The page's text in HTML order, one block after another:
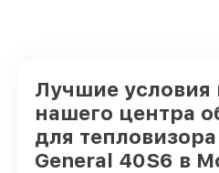
Лучшие условия
нашего центра
для
General 40S6 в